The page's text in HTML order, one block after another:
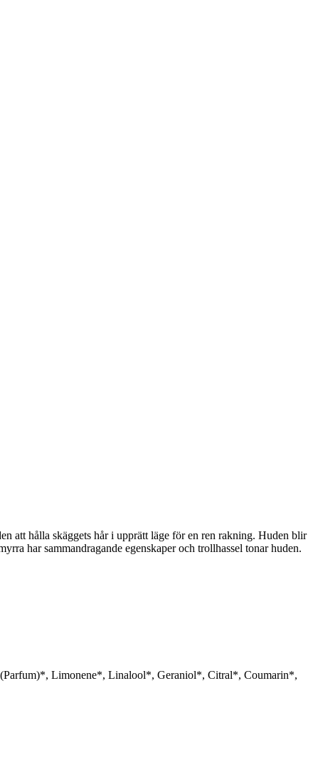
att hålla skäggets hår i upprätt läge för en ren rakning. Huden blir
har sammandragande egenskaper och trollhassel tonar huden.
Limonene*, Linalool*, Geraniol*, Citral*, Coumarin*,